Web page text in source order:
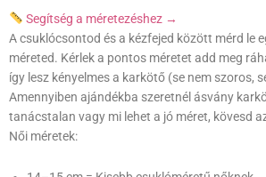
Segítség a méretezéshez →
A csuklócsontod és a kézfejed között mérd le
méreted. Kérlek a pontos méretet add meg
így lesz kényelmes a karkötő (se nem szoros,
Amennyiben ajándékba szeretnél ásvány
tanácstalan vagy mi lehet a jó méret, kövesd
Női méretek: